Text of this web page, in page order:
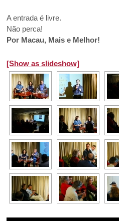
A entrada é livre.
Não perca!
Por Macau, Mais e Melhor!
[Show as slideshow]